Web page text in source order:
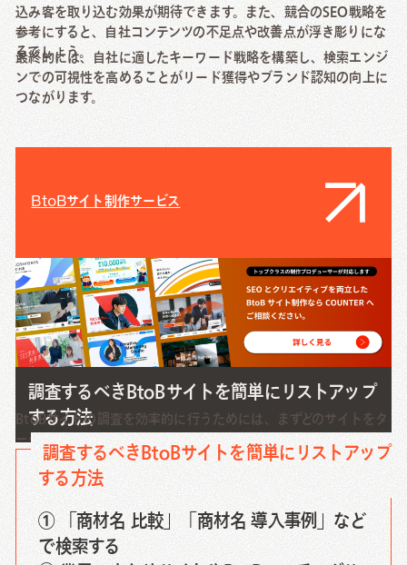
込み客を取り込む効果が期待できます。また、競合のSEO戦略を
参考にすると、自社コンテンツの不足点や改善点が浮き彫りにな
るでしょう。
最終的には、自社に適したキーワード戦略を構築し、検索エンジ
ンでの可視性を高めることがリード獲得やブランド認知の向上に
つながります。
BtoBサイト制作サービス
調査するべきBtoBサイトを簡単にリストアップ
する方法
BtoBサイトの調査を効率的に行うためには、まずどのサイトをタ
ーゲットにするかを明確にすることが重要です。
調査するべきBtoBサイトを簡単にリストアップ
する方法
① 「商材名 比較」「商材名 導入事例」など
で検索する